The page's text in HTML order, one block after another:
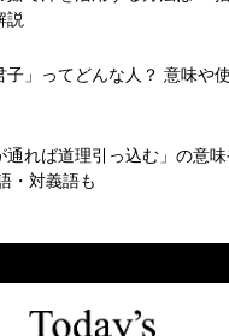
説
子」ってどんな人？ 意味や
通れば道理引っ込む」の意
・対義語も